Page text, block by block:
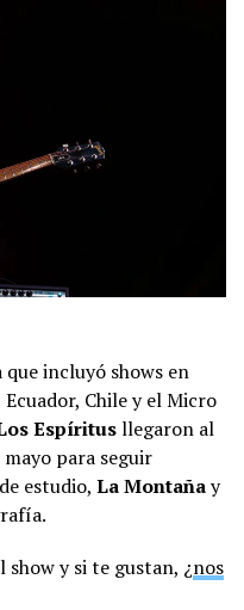
incluyó shows en
Chile y el Micro
Espíritusllegaron al
para seguir
estudio, La Montañay
y si te gustan, ¿nos